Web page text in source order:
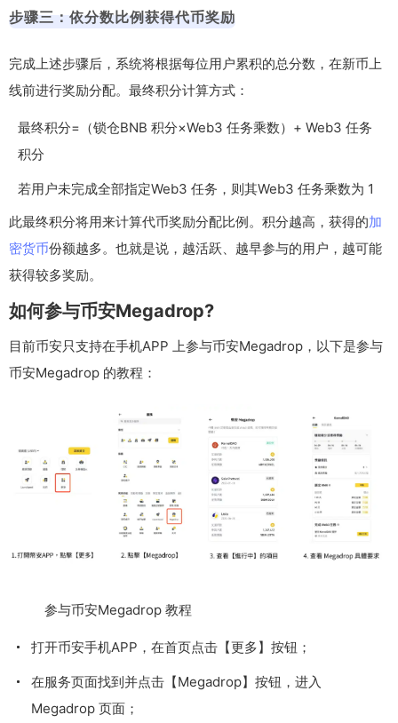
步骤三：依分数比例获得代币奖励
完成上述步骤后，系统将根据每位用户累积的总分数，在新币上
线前进行奖励分配。最终积分计算方式：
最终积分=（锁仓BNB 积分×Web3 任务乘数）+ Web3 任务
积分
若用户未完成全部指定Web3 任务，则其Web3 任务乘数为 1
此最终积分将用来计算代币奖励分配比例。积分越高，获得的加
密货币份额越多。也就是说，越活跃、越早参与的用户，越可能
获得较多奖励。
如何参与币安Megadrop?
目前币安只支持在手机APP 上参与币安Megadrop，以下是参与
币安Megadrop 的教程：
参与币安Megadrop 教程
打开币安手机APP，在首页点击【更多】按钮；
在服务页面找到并点击【Megadrop】按钮，进入
Megadrop 页面；